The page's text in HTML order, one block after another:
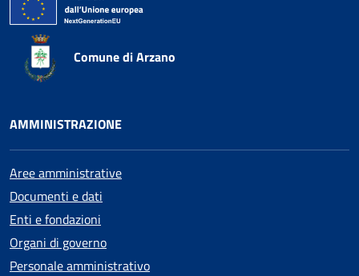
Comune di Arzano
AMMINISTRAZIONE
Aree amministrative
Documenti e dati
Enti e fondazioni
Organi di governo
Personale amministrativo